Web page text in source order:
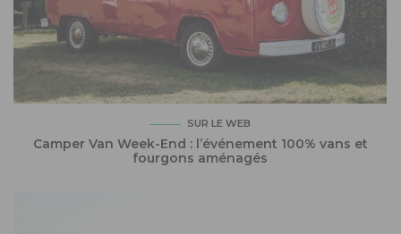
SUR LE WEB
Camper Van Week-End : l’événement 100% vans et
fourgons aménagés